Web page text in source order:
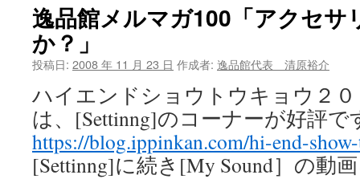
逸品館メルマガ100「アクセサ
か？」
投稿日: 2008 年 11 月 23 日 作成者: 逸品館代表 清原裕介
ハイエンドショウトウキョウ２
は、[Settinng]のコーナーが好評で
https://blog.ippinkan.com/hi-end-
[Settinng]に続き[My Sound］の動